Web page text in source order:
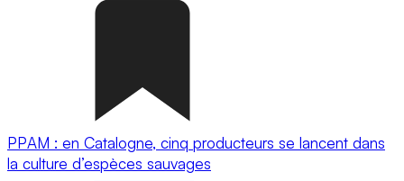
PPAM : en Catalogne, cinq producteurs se lancent dans
la culture d’espèces sauvages